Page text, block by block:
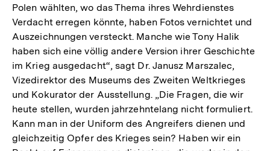
Polen wählten, wo das Thema ihres Wehrdienstes
Verdacht erregen könnte, haben Fotos vernichtet und
Auszeichnungen versteckt. Manche wie Tony Halik
haben sich eine völlig andere Version ihrer Geschichte
im Krieg ausgedacht“, sagt Dr. Janusz Marszalec,
Vizedirektor des Museums des Zweiten Weltkrieges
und Kokurator der Ausstellung. „Die Fragen, die wir
heute stellen, wurden jahrzehntelang nicht formuliert.
Kann man in der Uniform des Angreifers dienen und
gleichzeitig Opfer des Krieges sein? Haben wir ein